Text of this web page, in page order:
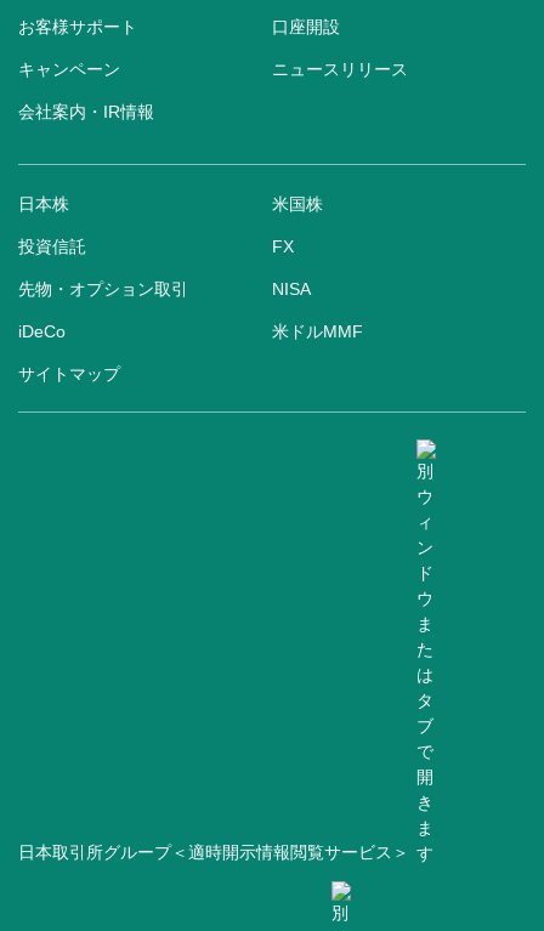
お客様サポート 口座開設
キャンペーン ニュースリリース
会社案内・IR情報
日本株 米国株
投資信託 FX
先物・オプション取引 NISA
iDeCo 米ドルMMF
サイトマップ
日本取引所グループ＜適時開示情報閲覧サービス＞